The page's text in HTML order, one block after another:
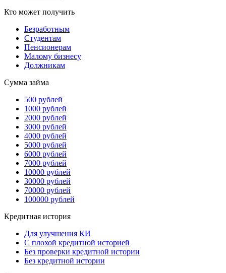
Кто может получить
Безработным
Студентам
Пенсионерам
Малому бизнесу
Должникам
Сумма займа
500 рублей
1000 рублей
2000 рублей
3000 рублей
4000 рублей
5000 рублей
6000 рублей
7000 рублей
10000 рублей
30000 рублей
70000 рублей
100000 рублей
Кредитная история
Для улучшения КИ
С плохой кредитной историей
Без проверки кредитной истории
Без кредитной истории